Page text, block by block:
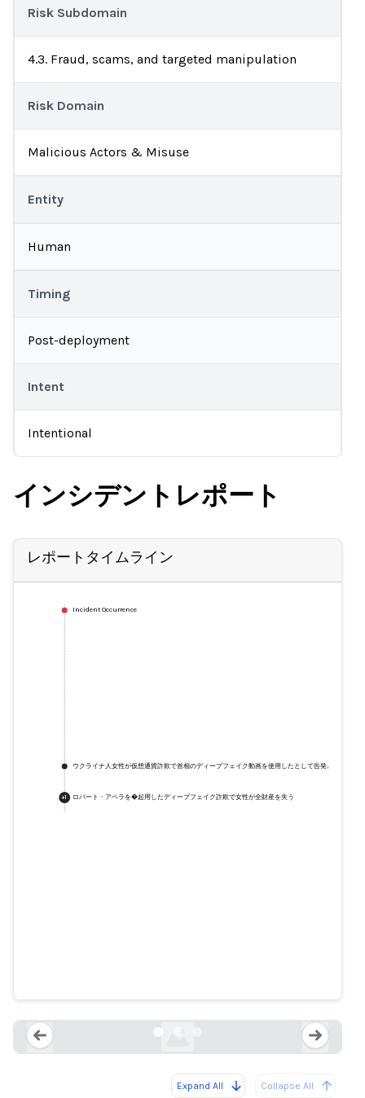
Risk Subdomain
4.3. Fraud, scams, and targeted manipulation
Risk Domain
Malicious Actors & Misuse
Entity
Human
Timing
Post-deployment
Intent
Intentional
インシデントレポート
レポートタイムライン
Incident Occurrence
ウクライナ人女性が仮想通貨詐欺で首相のディープフェイク動画を使用したとして告発される
+1 ロバート・アベラを�起用したディープフェイク詐欺で女性が全財産を失う
Expand All Collapse All